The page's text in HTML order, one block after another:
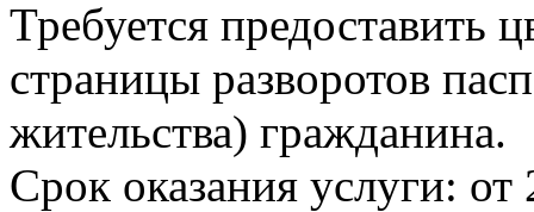
Требуется предоставить
страницы разворотов
жительства) гражданина.
Срок оказания услуги: от